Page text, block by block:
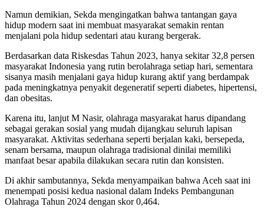
Namun demikian, Sekda mengingatkan bahwa tantangan gaya
hidup modern saat ini membuat masyarakat semakin rentan
menjalani pola hidup sedentari atau kurang bergerak.
Berdasarkan data Riskesdas Tahun 2023, hanya sekitar 32,8 persen
masyarakat Indonesia yang rutin berolahraga setiap hari, sementara
sisanya masih menjalani gaya hidup kurang aktif yang berdampak
pada meningkatnya penyakit degeneratif seperti diabetes, hipertensi,
dan obesitas.
Karena itu, lanjut M Nasir, olahraga masyarakat harus dipandang
sebagai gerakan sosial yang mudah dijangkau seluruh lapisan
masyarakat. Aktivitas sederhana seperti berjalan kaki, bersepeda,
senam bersama, maupun olahraga tradisional dinilai memiliki
manfaat besar apabila dilakukan secara rutin dan konsisten.
Di akhir sambutannya, Sekda menyampaikan bahwa Aceh saat ini
menempati posisi kedua nasional dalam Indeks Pembangunan
Olahraga Tahun 2024 dengan skor 0,464.